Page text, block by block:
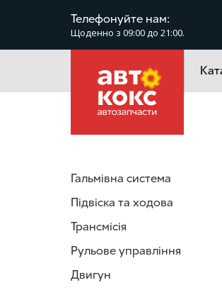
Телефонуйте нам:
Щоденно з 09:00 до 21:00.
Гальмівна система
Підвіска та ходова
Трансмісія
Рульове управління
Двигун